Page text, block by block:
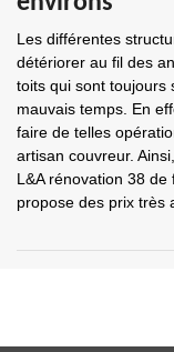
Les différentes
détériorer au fil des
toits qui sont toujours
mauvais temps. En
faire de telles
artisan couvreur.
L&A rénovation 38
propose des prix très